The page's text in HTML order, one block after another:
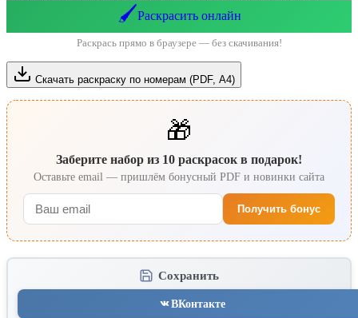
🖌️Раскрасить онлайн
Раскрась прямо в браузере — без скачивания!
Скачать раскраску по номерам (PDF, А4)
🎁
Заберите набор из 10 раскрасок в подарок!
Оставьте email — пришлём бонусный PDF и новинки сайта
Получить бонус
Сохранить
ВКонтакте